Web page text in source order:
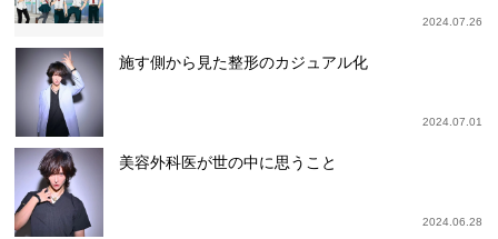
2024.07.26
施す側から見た整形のカジュアル化
2024.07.01
美容外科医が世の中に思うこと
2024.06.28